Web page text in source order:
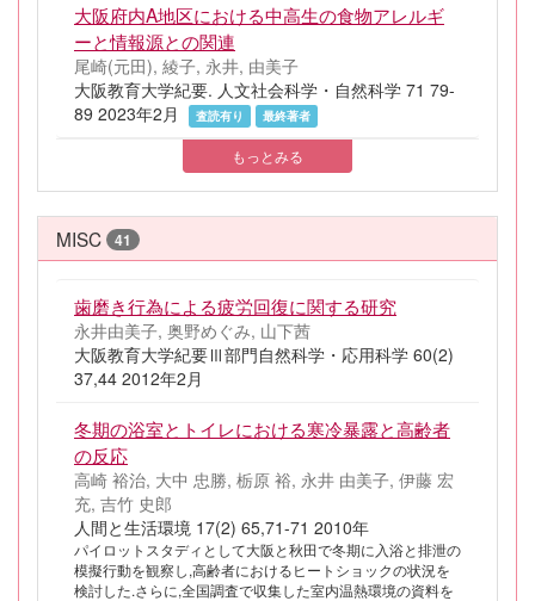
大阪府内A地区における中高生の食物アレルギ
ーと情報源との関連
尾崎(元田), 綾子, 永井, 由美子
大阪教育大学紀要. 人文社会科学・自然科学 71 79-
89 2023年2月
査読有り 最終著者
もっとみる
MISC 41
歯磨き行為による疲労回復に関する研究
永井由美子, 奥野めぐみ, 山下茜
大阪教育大学紀要Ⅲ部門自然科学・応用科学 60(2)
37,44 2012年2月
冬期の浴室とトイレにおける寒冷暴露と高齢者
の反応
高崎 裕治, 大中 忠勝, 栃原 裕, 永井 由美子, 伊藤 宏
充, 吉竹 史郎
人間と生活環境 17(2) 65,71-71 2010年
パイロットスタディとして大阪と秋田で冬期に入浴と排泄の
模擬行動を観察し,高齢者におけるヒートショックの状況を
検討した.さらに,全国調査で収集した室内温熱環境の資料を